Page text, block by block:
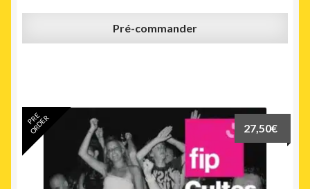
Pré-commander
27,50€
PRE
ORDER